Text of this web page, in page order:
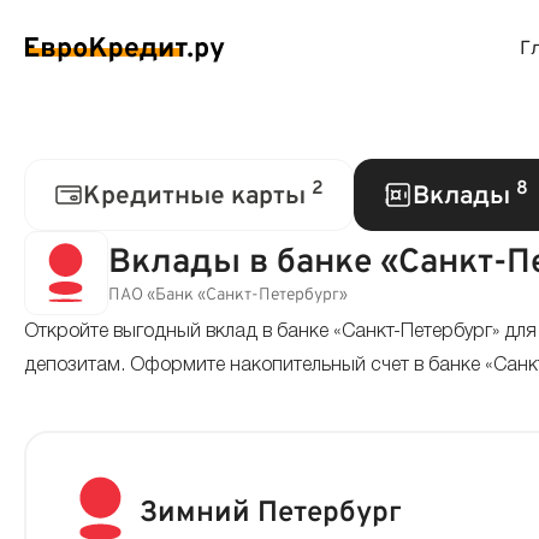
без отказа
с плохой КИ
до зарплаты
Займы без проверок
Займы без процентов
Мгновенные займы
Лучшие займы
Круглосуточные займы
С
Виртуальные
Лучшие кредитные
Кредитные карты
Кредитные карты с
Кредитные карты 2 Вклады 8
Вклады в банке «Санкт-
ПАО «Банк «Санкт-Петербург»
Откройте выгодный вклад в банке «Санкт-Петербург»
депозитам. Оформите накопительный счет в банке
Зимний Петербург